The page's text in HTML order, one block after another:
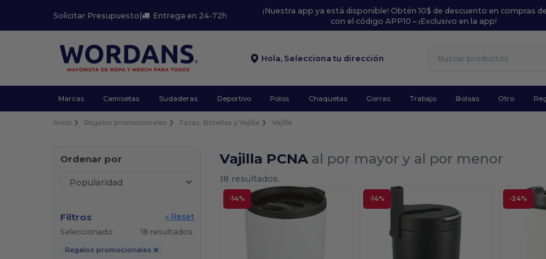
Solicitar Presupuesto | Entrega en 24-72h
¡Nuestra app ya está disponible! Obtén 10$ de descuento en compras
con el código APP10 – ¡Exclusivo en la app!
Hola, Selecciona tu dirección
Marcas Camisetas Sudaderas Deportivo Polos Chaquetas Gorras Trabajo Bolsas Otro
Inicio Regalos promocionales Tazas, Botellas y Vajilla Vajilla
Ordenar por
Filtros
« Reset
Seleccionado
18 resultados.
Regalos promocionales
Vajilla PCNA al por mayor y al por menor
18 resultados.
-14% -14% -24%